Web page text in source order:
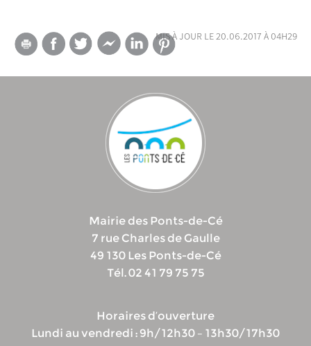
mis à jour le 20.06.2017 à 04h29
Mairie des Ponts-de-Cé
7 rue Charles de Gaulle
49 130 Les Ponts-de-Cé
Tél. 02 41 79 75 75
Horaires d’ouverture
Lundi au vendredi : 9h/12h30 – 13h30/17h30